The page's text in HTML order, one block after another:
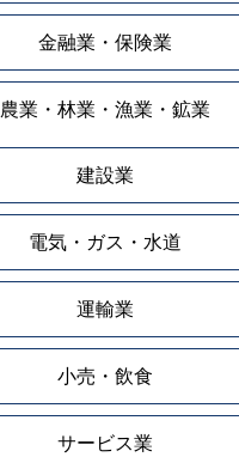
金融業・保険業
農業・林業・漁業・鉱業
建設業
電気・ガス・水道
運輸業
小売・飲食
サービス業